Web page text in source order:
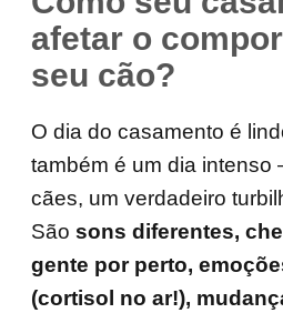
afetar o
seu cão?
O dia do casamento é
também é um dia
cães, um verdadeiro
São sons diferentes,
gente por perto,
(cortisol no ar!),